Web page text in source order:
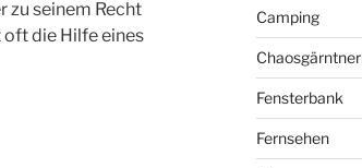
zu seinem Recht
die Hilfe eines
Camping
Fensterbank
Fernsehen